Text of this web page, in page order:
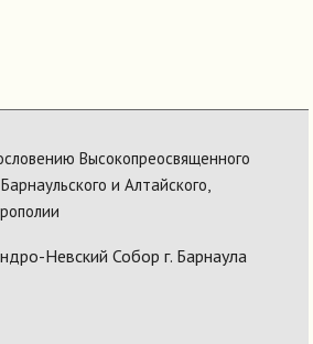
Высокопреосвященного
и Алтайского,
Невский Собор г. Барнаула